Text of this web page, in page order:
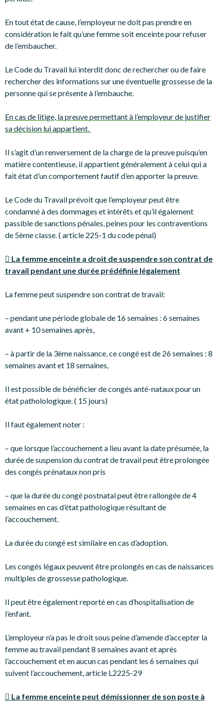
En tout état de cause, l’employeur ne doit pas prendre en
considération le fait qu’une femme soit enceinte pour refuser
de l’embaucher.
Le Code du Travail lui interdit donc de rechercher ou de faire
rechercher des informations sur une éventuelle grossesse de la
personne qui se présente à l’embauche.
En cas de litige, la preuve permettant à l’employeur de justifier
sa décision lui appartient.
Il s’agit d’un renversement de la charge de la preuve puisqu’en
matière contentieuse, il appartient généralement à celui qui a
fait état d’un comportement fautif d’en apporter la preuve.
Le Code du Travail prévoit que l’employeur peut être
condamné à des dommages et intérêts et qu’il également
passible de sanctions pénales, peines pour les contraventions
de 5ème classe. ( article 225-1 du code pénal)
 La femme enceinte a droit de suspendre son contrat de
travail pendant une durée prédéfinie légalement
La femme peut suspendre son contrat de travail:
– pendant une période globale de 16 semaines : 6 semaines
avant + 10 semaines après,
– à partir de la 3ème naissance, ce congé est de 26 semaines : 8
semaines avant et 18 semaines,
Il est possible de bénéficier de congés anté-nataux pour un
état patholologique. ( 15 jours)
Il faut également noter :
– que lorsque l’accouchement a lieu avant la date présumée, la
durée de suspension du contrat de travail peut être prolongée
des congés prénataux non pris
– que la durée du congé postnatal peut être rallongée de 4
semaines en cas d’état pathologique résultant de
l’accouchement.
La durée du congé est similaire en cas d’adoption.
Les congés légaux peuvent être prolongés en cas de naissances
multiples de grossesse pathologique.
Il peut être également reporté en cas d’hospitalisation de
l’enfant.
L’employeur n’a pas le droit sous peine d’amende d’accepter la
femme au travail pendant 8 semaines avant et après
l’accouchement et en aucun cas pendant les 6 semaines qui
suivent l’accouchement, article L2225-29
 La femme enceinte peut démissionner de son poste à